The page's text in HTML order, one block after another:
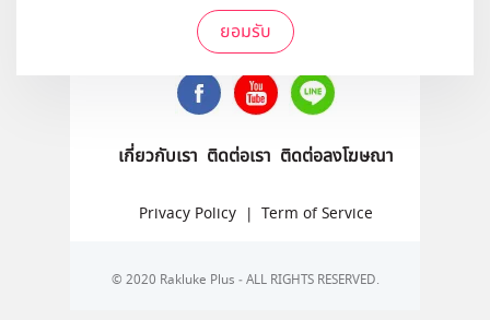
ยอมรับ
ติดตามเราได้ที่
เกี่ยวกับเรา ติดต่อเรา ติดต่อลงโฆษณา
Privacy Policy | Term of Service
© 2020 Rakluke Plus - ALL RIGHTS RESERVED.